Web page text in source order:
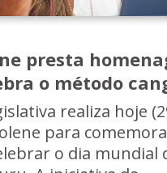
presta
o método
realiza hoje
para
o dia mundial